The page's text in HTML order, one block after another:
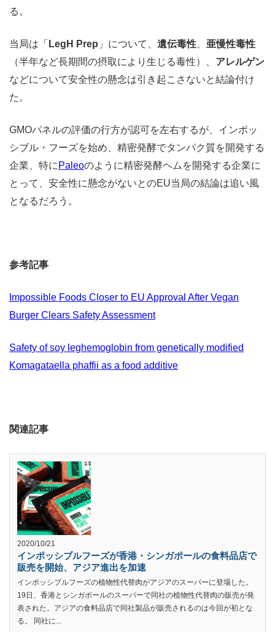
る。
当局は「 LegH Prep 」について、 遺伝毒性
亜慢性毒性
（半年など長期間の摂取により生じる毒性）、 アレルゲン
などについて安全性の懸念は引き起こさないと結論付け
た。
GMOパネルの評価の行方が認可を左右するが、インポッ
シブル・フーズを始め、精密発酵でタンパク質を開発する
企業、特に Paleoのように精密発酵ヘムを開発する企業に
とって、安全性に懸念がないとのEU当局の結論は追い風
となるだろう。
参考記事
Impossible Foods Closer to EU Approval After Vegan
Burger Clears Safety Assessment
Safety of soy leghemoglobin from genetically modified
Komagataella phaffii as a food additive
関連記事
2020/10/21
インポッシブルフーズが香港・シンガポールの食料品店で
販売を開始、アジア進出を加速
インポッシブルフーズの植物性代替肉がアジアのスーパーに登場した。
19日、香港とシンガポールのスーパーで同社の植物性代替肉の販売が発
表された。アジアの食料品店で同社製品が販売されるのは今回が初とな
る。 同社に...